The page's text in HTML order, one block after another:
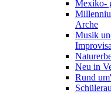
Mexiko-
Arche
Musik
Neu in
Rund